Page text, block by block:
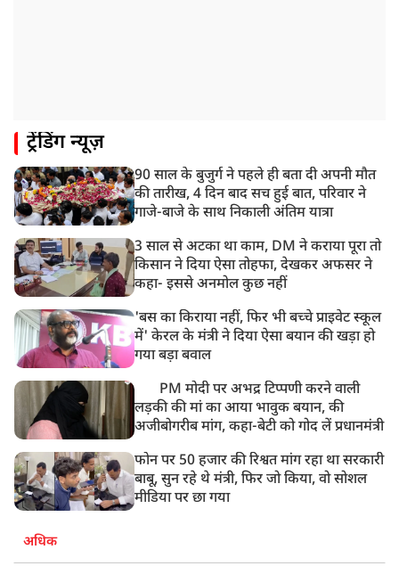
ट्रेंडिंग न्यूज़
90 साल के बुजुर्ग ने पहले ही बता दी अपनी मौत
की तारीख, 4 दिन बाद सच हुई बात, परिवार ने
गाजे-बाजे के साथ निकाली अंतिम यात्रा
3 साल से अटका था काम, DM ने कराया पूरा तो
किसान ने दिया ऐसा तोहफा, देखकर अफसर ने
कहा- इससे अनमोल कुछ नहीं
'बस का किराया नहीं, फिर भी बच्चे प्राइवेट स्कूल
में' केरल के मंत्री ने दिया ऐसा बयान की खड़ा हो
गया बड़ा बवाल
PM मोदी पर अभद्र टिप्पणी करने वाली
लड़की की मां का आया भावुक बयान, की
अजीबोगरीब मांग, कहा-बेटी को गोद लें प्रधानमंत्री
फोन पर 50 हजार की रिश्वत मांग रहा था सरकारी
बाबू, सुन रहे थे मंत्री, फिर जो किया, वो सोशल
मीडिया पर छा गया
अधिक